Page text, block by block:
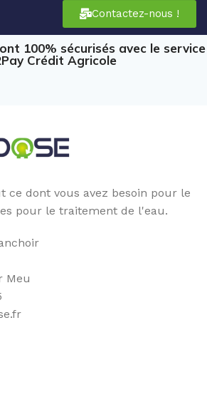
Contactez-nous !
100% sécurisés avec le service
Crédit Agricole
ce dont vous avez besoin pour le
pour le traitement de l'eau.
Meu